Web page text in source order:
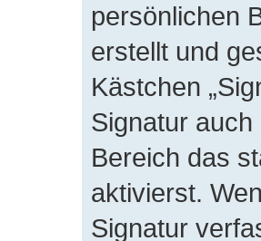
persönlichen
erstellt und
Kästchen
Signatur
Bereich das
aktivierst.
Signatur